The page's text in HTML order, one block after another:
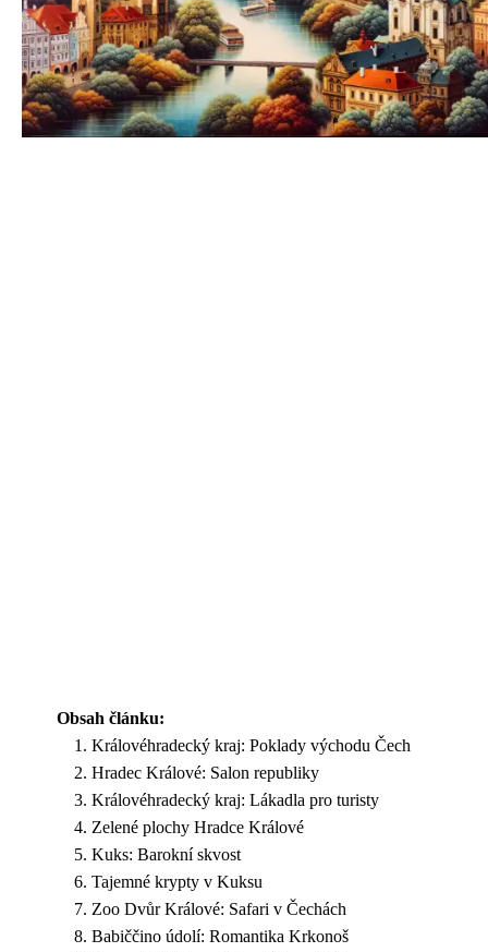
Obsah článku:
Královéhradecký kraj: Poklady východu Čech
Hradec Králové: Salon republiky
Královéhradecký kraj: Lákadla pro turisty
Zelené plochy Hradce Králové
Kuks: Barokní skvost
Tajemné krypty v Kuksu
Zoo Dvůr Králové: Safari v Čechách
Babiččino údolí: Romantika Krkonoš